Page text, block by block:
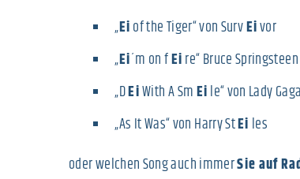
„Eiof the Tiger“ von SurvEivor
„Ei´m on fEire“ Bruce Springsteen
„DEiWith A SmEile“ von Lady
„As It Was“ von Harry StEi les
oder welchen Song auch immerSie auf